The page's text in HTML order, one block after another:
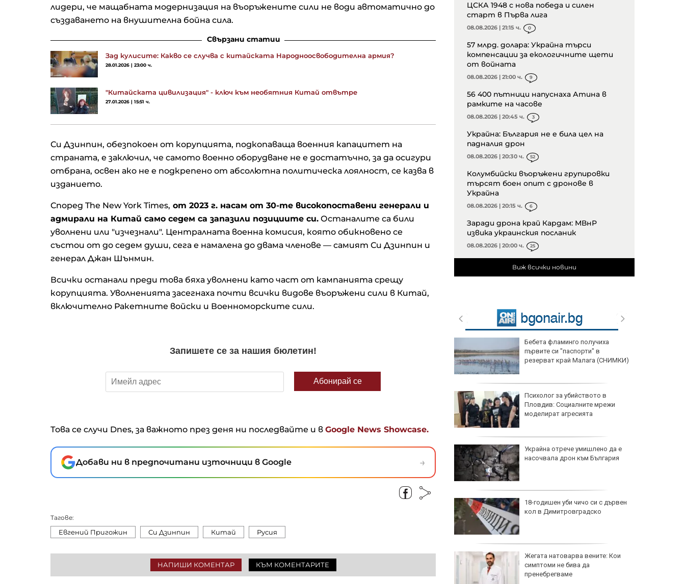
лидери, че мащабната модернизация на въоръжените сили не води автоматично до
създаването на внушителна бойна сила.
Свързани статии
Зад кулисите: Какво се случва с китайската Народноосвободителна армия?
28.01.2026 | 23:00 ч.
"Китайската цивилизация" - ключ към необятния Китай отвътре
27.01.2026 | 15:51 ч.
Си Дзинпин, обезпокоен от корупцията, подкопаваща военния капацитет на
страната, е заключил, че самото военно оборудване не е достатъчно, за да осигури
отбрана, освен ако не е подкрепено от абсолютна политическа лоялност, се казва в
изданието.
Според The ​​New York Times, от 2023 г. насам от 30-те високопоставени генерали и
адмирали на Китай само седем са запазили позициите си. Останалите са били
уволнени или "изчезнали". Централната военна комисия, която обикновено се
състои от до седем души, сега е намалена до двама членове — самият Си Дзинпин и
генерал Джан Шънмин.
Всички останали преди това бяха уволнени като част от кампанията срещу
корупцията. Уволненията засегнаха почти всички видове въоръжени сили в Китай,
включително Ракетните войски и Военноморските сили.
Това се случи Dnes, за важното през деня ни последвайте и в Google News Showcase.
Добави ни в предпочитани източници в Google →
Тагове:
Евгений Пригожин Си Дзинпин Китай Русия
НАПИШИ КОМЕНТАР КЪМ КОМЕНТАРИТЕ
ЦСКА 1948 с нова победа и силен
старт в Първа лига
08.08.2026 | 21:15 ч. 0
57 млрд. долара: Украйна търси
компенсации за екологичните щети
от войната
08.08.2026 | 21:00 ч. 9
56 400 пътници напуснаха Атина в
рамките на часове
08.08.2026 | 20:45 ч. 3
Украйна: България не е била цел на
падналия дрон
08.08.2026 | 20:30 ч. 52
Колумбийски въоръжени групировки
търсят боен опит с дронове в
Украйна
08.08.2026 | 20:15 ч. 6
Заради дрона край Кардам: МВнР
извика украинския посланик
08.08.2026 | 20:00 ч. 25
Виж всички новини
Кадър на деня за 8 август
Създадена през 2022 г. компания
Бебета фламинго получиха
първите си "паспорти" в
резерват край Малага (СНИМКИ)
Психолог за убийството в
Пловдив: Социалните мрежи
моделират агресията
Украйна отрече умишлено да е
насочвала дрон към България
18-годишен уби чичо си с дървен
кол в Димитровградско
Жегата натоварва вените: Кои
симптоми не бива да
пренебрегваме